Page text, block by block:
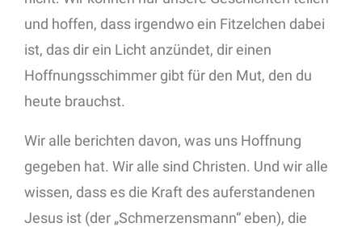
und hoffen, dass irgendwo ein Fitzelchen dabei
ist, das dir ein Licht anzündet, dir einen
Hoffnungsschimmer gibt für den Mut, den du
heute brauchst.
Wir alle berichten davon, was uns Hoffnung
gegeben hat. Wir alle sind Christen. Und wir alle
wissen, dass es die Kraft des auferstandenen
Jesus ist (der „Schmerzensmann“ eben), die